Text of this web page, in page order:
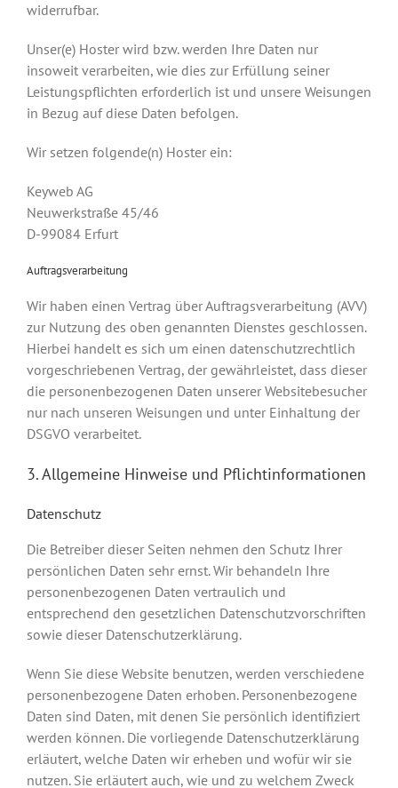
widerrufbar.
Unser(e) Hoster wird bzw. werden Ihre Daten nur
insoweit verarbeiten, wie dies zur Erfüllung seiner
Leistungspflichten erforderlich ist und unsere Weisungen
in Bezug auf diese Daten befolgen.
Wir setzen folgende(n) Hoster ein:
Keyweb AG
Neuwerkstraße 45/46
D-99084 Erfurt
Auftragsverarbeitung
Wir haben einen Vertrag über Auftragsverarbeitung (AVV)
zur Nutzung des oben genannten Dienstes geschlossen.
Hierbei handelt es sich um einen datenschutzrechtlich
vorgeschriebenen Vertrag, der gewährleistet, dass dieser
die personenbezogenen Daten unserer Websitebesucher
nur nach unseren Weisungen und unter Einhaltung der
DSGVO verarbeitet.
3. Allgemeine Hinweise und Pflicht­informationen
Datenschutz
Die Betreiber dieser Seiten nehmen den Schutz Ihrer
persönlichen Daten sehr ernst. Wir behandeln Ihre
personenbezogenen Daten vertraulich und
entsprechend den gesetzlichen Datenschutzvorschriften
sowie dieser Datenschutzerklärung.
Wenn Sie diese Website benutzen, werden verschiedene
personenbezogene Daten erhoben. Personenbezogene
Daten sind Daten, mit denen Sie persönlich identifiziert
werden können. Die vorliegende Datenschutzerklärung
erläutert, welche Daten wir erheben und wofür wir sie
nutzen. Sie erläutert auch, wie und zu welchem Zweck